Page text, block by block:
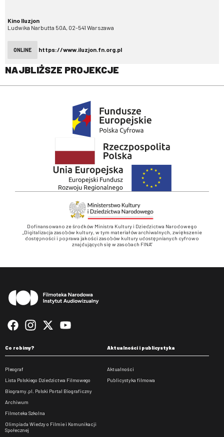
Kino Iluzjon
Ludwika Narbutta 50A, 02-541 Warszawa
ONLINE https://www.iluzjon.fn.org.pl
NAJBLIŻSZE PROJEKCJE
Dofinansowano ze środków Ministra Kultury i Dziedzictwa Narodowego
„Digitalizacja zasobów kultury, w tym materiałów archiwalnych, zwiększenie
dostępności i poprawa jakości zasobów kultury udostępnianych cyfrowo
znajdujących się w zasobach FINA”
Co robimy?
Pleograf
Lista Polskiego Dziedzictwa Filmowego
Biogramy.pl. Polski Portal Biograficzny
Archiwum
Filmoteka Szkolna
Olimpiada Wiedzy o Filmie i Komunikacji
Społecznej
Aktualności i publicystyka
Aktualności
Publicystyka filmowa